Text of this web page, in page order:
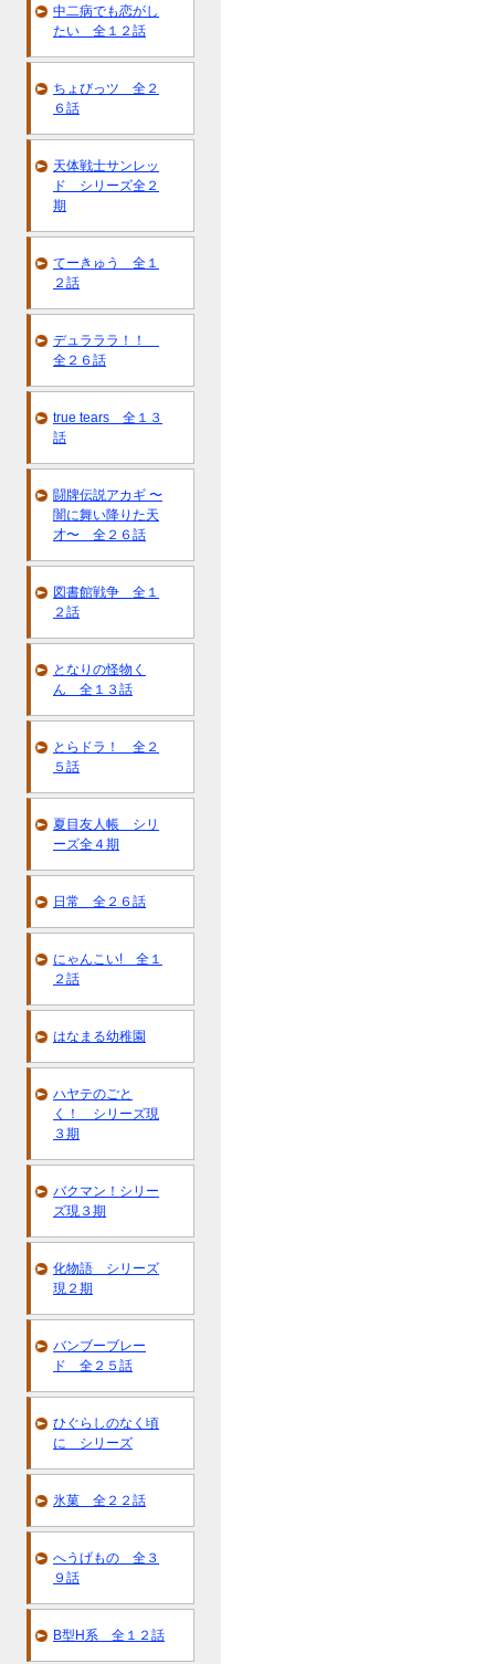
中二病でも恋がし
たい 全１２話
ちょびっツ 全２
６話
天体戦士サンレッ
ド シリーズ全２
期
てーきゅう 全１
２話
デュラララ！！
全２６話
true tears 全１３
話
闘牌伝説アカギ 〜
闇に舞い降りた天
才〜 全２６話
図書館戦争 全１
２話
となりの怪物く
ん 全１３話
とらドラ！ 全２
５話
夏目友人帳 シリ
ーズ全４期
日常 全２６話
にゃんこい! 全１
２話
はなまる幼稚園
ハヤテのごと
く！ シリーズ現
３期
バクマン！シリー
ズ現３期
化物語 シリーズ
現２期
バンブーブレー
ド 全２５話
ひぐらしのなく頃
に シリーズ
氷菓 全２２話
へうげもの 全３
９話
B型H系 全１２話